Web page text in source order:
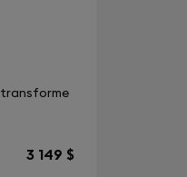
transforme
3 149 $